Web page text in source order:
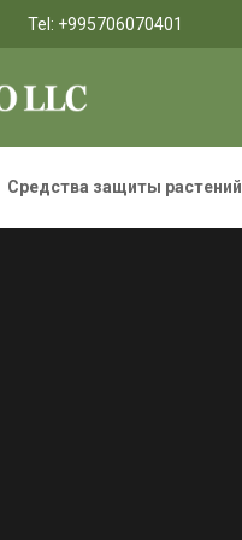
Tel: +995706070401
Средства защиты растений